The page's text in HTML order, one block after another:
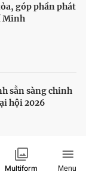
góp phần phát
Minh
sẵn sàng chinh
hội 2026
với màn trình
Multiform Menu